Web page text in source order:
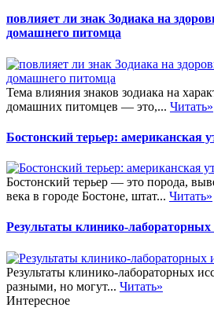
повлияет ли знак Зодиака на
домашнего питомца
Тема влияния знаков зодиака на
домашних питомцев — это,... Читать»
Бостонский терьер: американская
Бостонский терьер — это порода,
века в городе Бостоне, штат... Читать»
Результаты клинико-лабораторных
Результаты клинико-лабораторных
разными, но могут... Читать»
Интересное